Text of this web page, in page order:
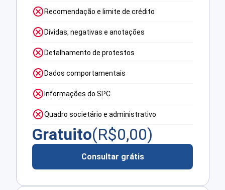
Recomendação e limite de crédito
Dívidas, negativas e anotações
Detalhamento de protestos
Dados comportamentais
Informações do SPC
Quadro societário e administrativo
Gratuito(R$0,00)
Consultar grátis